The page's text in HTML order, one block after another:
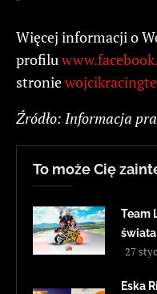
Więcej informacji o
profilu
stronie
Źródło: Informacja
To może Cię
Team
świata
27
Eska